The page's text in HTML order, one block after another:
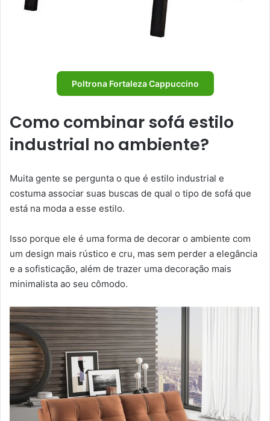
Poltrona Fortaleza Cappuccino
Como combinar sofá estilo
industrial no ambiente?
Muita gente se pergunta o que é estilo industrial e
costuma associar suas buscas de qual o tipo de sofá que
está na moda a esse estilo.
Isso porque ele é uma forma de decorar o ambiente com
um design mais rústico e cru, mas sem perder a elegância
e a sofisticação, além de trazer uma decoração mais
minimalista ao seu cômodo.